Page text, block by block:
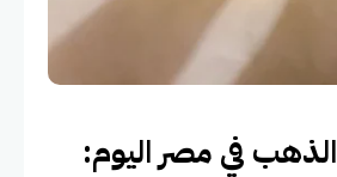
في مصر اليوم: